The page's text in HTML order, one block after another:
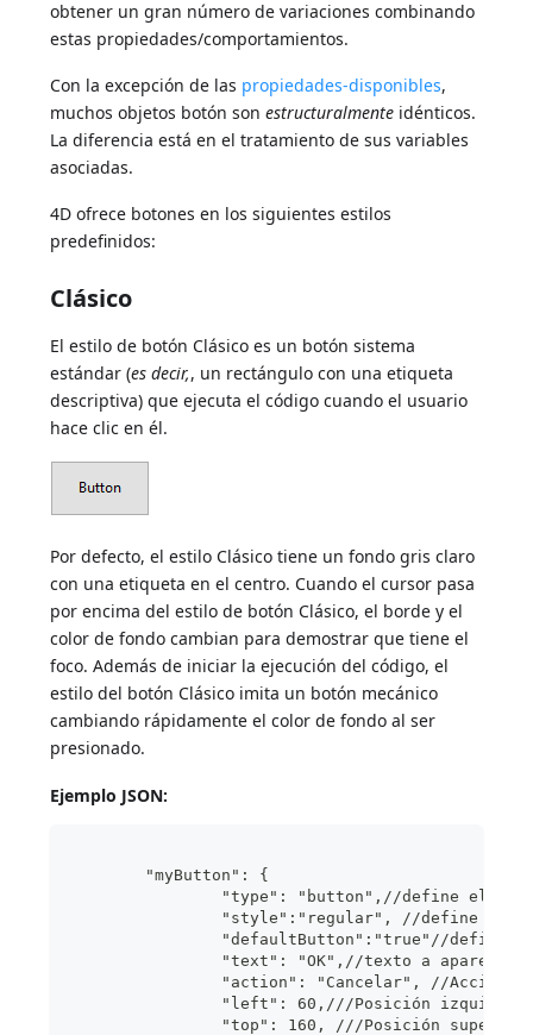
obtener un gran número de variaciones combinando
estas propiedades/comportamientos.
Con la excepción de las propiedades-disponibles,
muchos objetos botón sonestructuralmente idénticos.
La diferencia está en el tratamiento de sus variables
asociadas.
4D ofrece botones en los siguientes estilos
predefinidos:
Clásico
El estilo de botón Clásico es un botón sistema
estándar (es decir,, un rectángulo con una etiqueta
descriptiva) que ejecuta el código cuando el usuario
hace clic en él.
Por defecto, el estilo Clásico tiene un fondo gris claro
con una etiqueta en el centro. Cuando el cursor pasa
por encima del estilo de botón Clásico, el borde y el
color de fondo cambian para demostrar que tiene el
foco. Además de iniciar la ejecución del código, el
estilo del botón Clásico imita un botón mecánico
cambiando rápidamente el color de fondo al ser
presionado.
Ejemplo JSON:
	"myButton": {
"type": "button",//define el
"style":"regular", //define el
"defaultButton":"true"//define
"text": "OK",//texto a aparecer
"action": "Cancelar", //Acción
"left": 60,///Posición
"top": 160, ///Posición